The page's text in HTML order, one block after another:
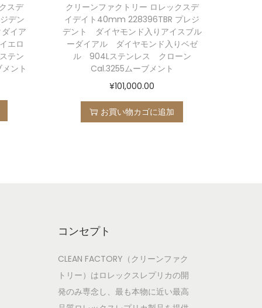
スデ
デン
イア
エロ
テン
ント
クリーンファクトリー ロレックスデ
イデイト40mm 228396TBR プレジ
デント ダイヤモンド入りアイスブル
ーダイアル ダイヤモンド入りベゼ
ル 904Lステンレス クローン
Cal.3255ムーブメント
¥101,000.00
お買い物カゴに追加
コンセプト
CLEAN FACTORY（クリーンファク
トリー）はロレックスレプリカの開
発のみ専念し、最も本物に近い最高